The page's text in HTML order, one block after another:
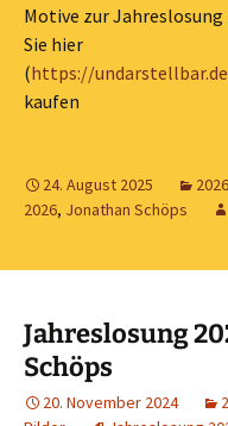
Motive zur
Sie hier
(https://
kaufen
24. August 2025 2026
2026, Jonathan Schöps
Jahreslosung
Schöps
20. November 2024